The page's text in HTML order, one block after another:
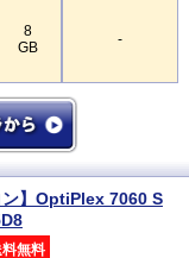
8
GB
-
】OptiPlex 7060 S
無料